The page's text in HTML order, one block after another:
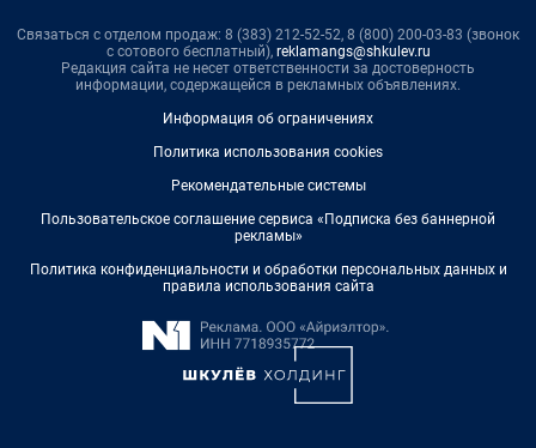
Связаться с отделом продаж: 8 (383) 212-52-52, 8 (800) 200-03-83 (звонок
с сотового бесплатный), reklamangs@shkulev.ru
Редакция сайта не несет ответственности за достоверность
информации, содержащейся в рекламных объявлениях.
Информация об ограничениях
Политика использования cookies
Рекомендательные системы
Пользовательское соглашение сервиса «Подписка без баннерной
рекламы»
Политика конфиденциальности и обработки персональных данных и
правила использования сайта